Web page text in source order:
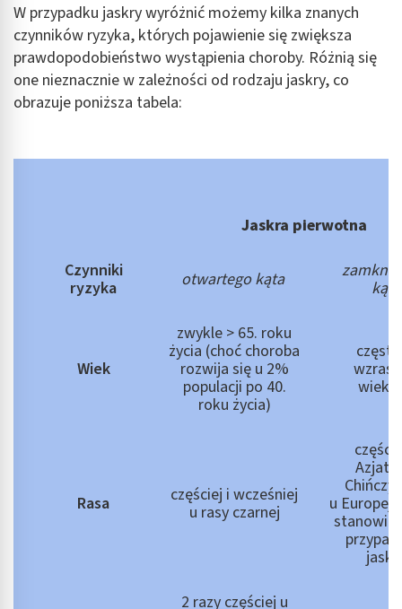
W przypadku jaskry wyróżnić możemy kilka znanych
czynników ryzyka, których pojawienie się zwiększa
prawdopodobieństwo wystąpienia choroby. Różnią się
one nieznacznie w zależności od rodzaju jaskry, co
obrazuje poniższa tabela:
Jaskra pierwotna
Czynniki
ryzyka
otwartego kąta
kąta
Wiek
zwykle > 65. roku
życia (choć choroba
rozwija się u 2%
populacji po 40.
roku życia)
Rasa
częściej i wcześniej
u rasy czarnej
u
stanowi
2 razy częściej u